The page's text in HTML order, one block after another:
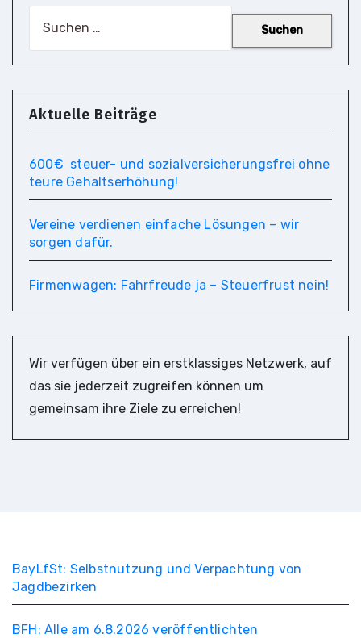
Aktuelle Beiträge
600€ steuer- und so­zial­ver­si­che­rungs­frei ohne
teure Gehaltserhöhung!
Vereine verdienen einfache Lösungen – wir
sorgen dafür.
Firmenwagen: Fahrfreude ja – Steuerfrust nein!
Wir verfügen über ein erstklassiges Netzwerk, auf
das sie jederzeit zugreifen können um
gemeinsam ihre Ziele zu erreichen!
BayLfSt: Selbstnutzung und Verpachtung von
Jagdbezirken
BFH: Alle am 6.8.2026 veröffentlichten